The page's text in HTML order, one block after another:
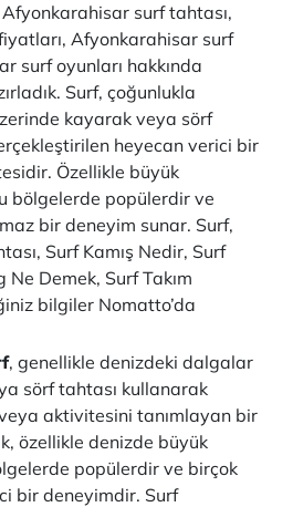
surf tahtası,
Afyonkarahisar surf
surf oyunları hakkında
Surf, çoğunlukla
kayarak veya sörf
heyecan verici bir
Özellikle büyük
bölgelerde popülerdir ve
bir deneyim sunar. Surf,
Surf Kamış Nedir, Surf
Demek, Surf Takım
bilgiler Nomatto’da
, genellikle denizdeki dalgalar
sörf tahtası kullanarak
aktivitesini tanımlayan bir
özellikle denizde büyük
popülerdir ve birçok
bir deneyimdir. Surf